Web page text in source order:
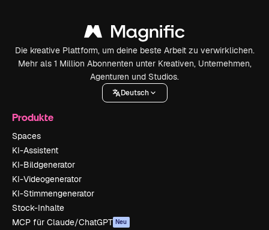
Die kreative Plattform, um deine beste Arbeit zu verwirklichen.
Mehr als 1 Million Abonnenten unter Kreativen, Unternehmen,
Agenturen und Studios.
Deutsch
Produkte
Spaces
KI-Assistent
KI-Bildgenerator
KI-Videogenerator
KI-Stimmengenerator
Stock-Inhalte
MCP für Claude/ChatGPT Neu